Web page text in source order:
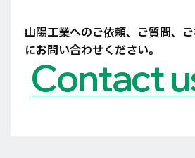
山陽工業へのご依頼、ご質問、ご
にお問い合わせください。
Contact